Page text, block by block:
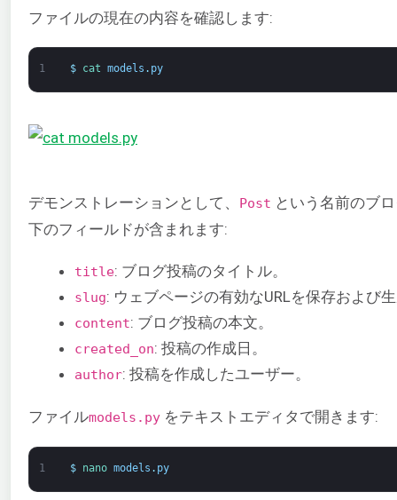
ファイルの現在の内容を確認します:
1 $ cat models . py
デモンストレーションとして、 Post という名前のブ
下のフィールドが含まれます:
title: ブログ投稿のタイトル。
slug: ウェブページの有効なURLを保存および
content: ブログ投稿の本文。
created_on: 投稿の作成日。
author: 投稿を作成したユーザー。
ファイルmodels.py をテキストエディタで開きます:
1 $ nano models . py